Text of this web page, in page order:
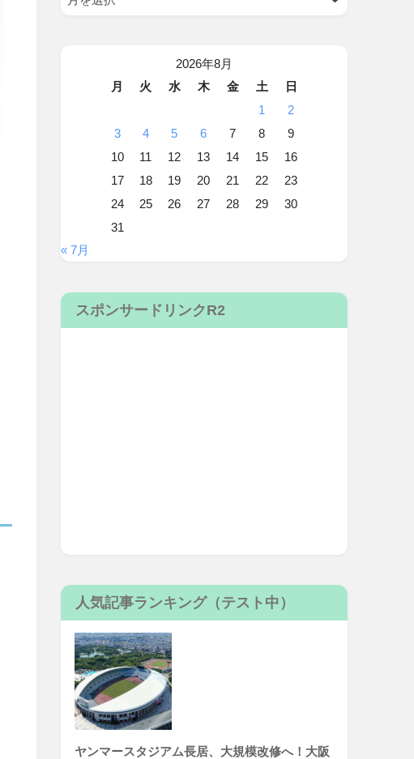
2026年8月
月
火 水 木 金 土
日
1
2
3
4 5 6 7 8
9
10
11 12 13 14 15
16
17
18 19 20 21 22
23
24
25 26 27 28 29
30
31
« 7月
スポンサードリンクR2
人気記事ランキング（テスト中）
ヤンマースタジアム長居、大規模改修へ！大阪